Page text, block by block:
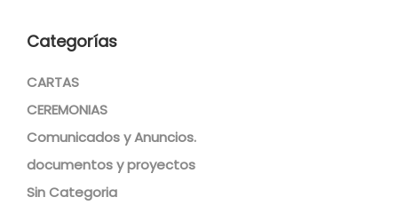
Categorías
CARTAS
CEREMONIAS
Comunicados y Anuncios.
documentos y proyectos
Sin Categoria